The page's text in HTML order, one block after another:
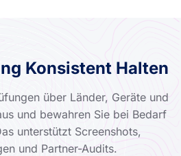
Konsistent Halten
über Länder, Geräte und
und bewahren Sie bei Bedarf
unterstützt Screenshots,
und Partner-Audits.